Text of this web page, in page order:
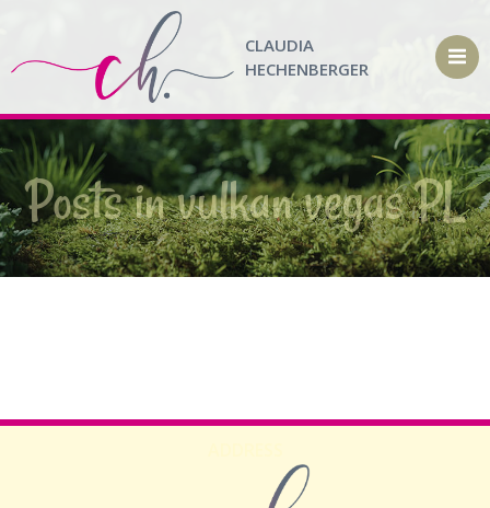
Inhalt
springen
CLAUDIA
HECHENBERGER
Posts in vulkan vegas PL